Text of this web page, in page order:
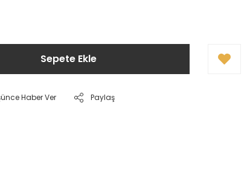
Sepete Ekle
Haber Ver Paylaş